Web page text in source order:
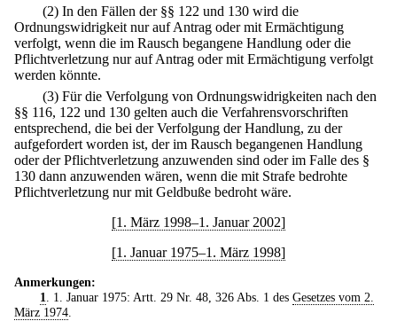
(2) In den Fällen der §§ 122 und 130 wird die
Ordnungswidrigkeit nur auf Antrag oder mit Ermächtigung
verfolgt, wenn die im Rausch begangene Handlung oder die
Pflichtverletzung nur auf Antrag oder mit Ermächtigung verfolgt
werden könnte.
(3) Für die Verfolgung von Ordnungswidrigkeiten nach den
§§ 116, 122 und 130 gelten auch die Verfahrensvorschriften
entsprechend, die bei der Verfolgung der Handlung, zu der
aufgefordert worden ist, der im Rausch begangenen Handlung
oder der Pflichtverletzung anzuwenden sind oder im Falle des §
130 dann anzuwenden wären, wenn die mit Strafe bedrohte
Pflichtverletzung nur mit Geldbuße bedroht wäre.
[1. März 1998–1. Januar 2002]
[1. Januar 1975–1. März 1998]
Anmerkungen:
1
. 1. Januar 1975: Artt. 29 Nr. 48, 326 Abs. 1 des Gesetzes vom 2.
März 1974